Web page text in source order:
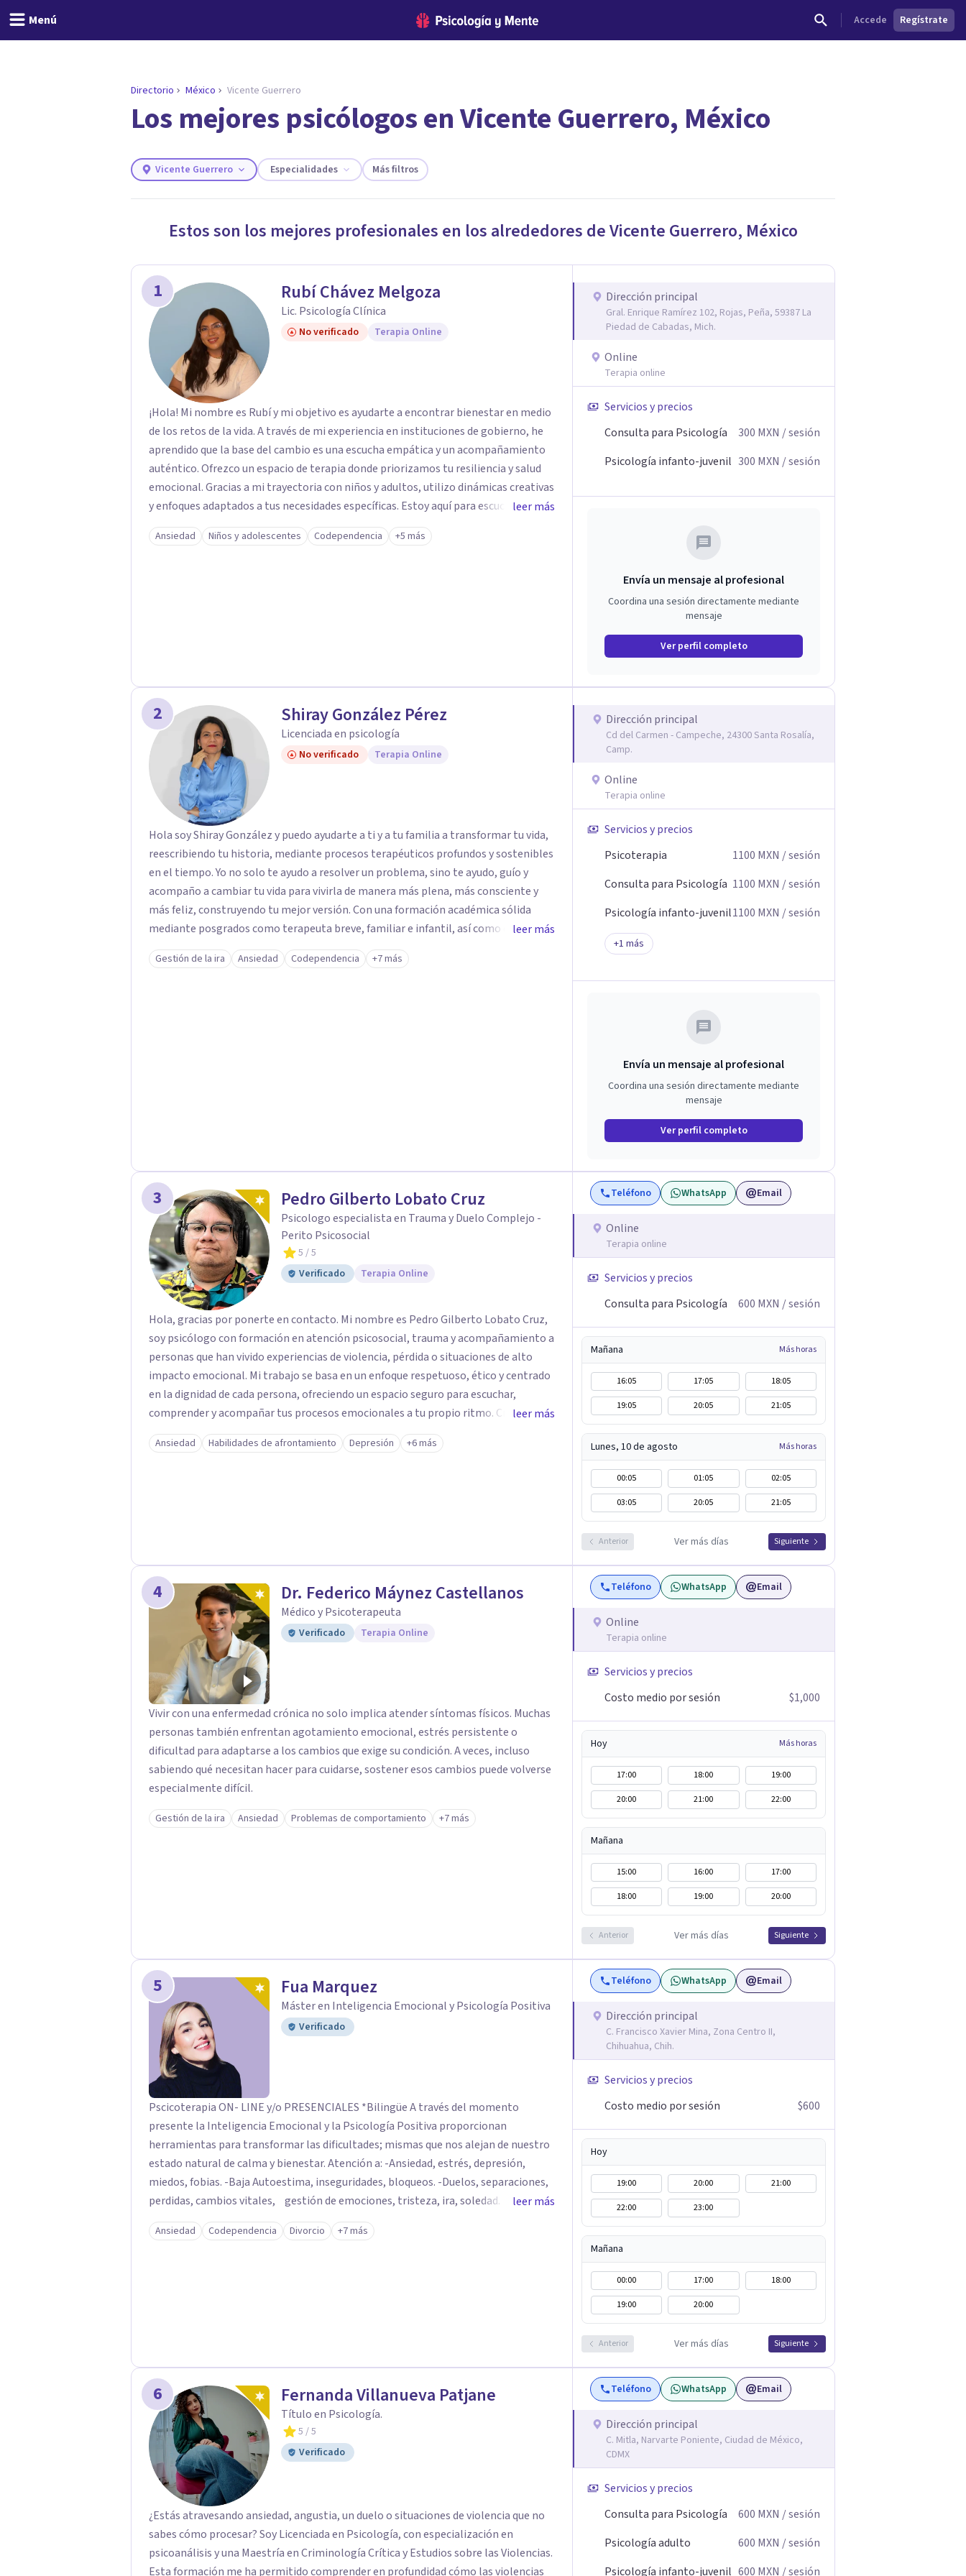
Menú Accede Regístrate
ENCONTRAR MI TERAPEUTA
¿Necesitas ayuda para encontrar el psicólogo adecuado?
Responder cuestionario
Directorio México Vicente Guerrero
Los mejores psicólogos en Vicente Guerrero, México
Vicente Guerrero Especialidades Más filtros
Estos son los mejores profesionales en los alrededores deVicente Guerrero, México
1 Rubí Chávez Melgoza
Lic. Psicología Clínica
No verificado Terapia Online
¡Hola! Mi nombre es Rubí y mi objetivo es ayudarte a encontrar bienestar en medio
de los retos de la vida. A través de mi experiencia en instituciones de gobierno, he
aprendido que la base del cambio es una escucha empática y un acompañamiento
auténtico. ​Ofrezco un espacio de terapia donde priorizamos tu resiliencia y salud
emocional. Gracias a mi trayectoria con niños y adultos, utilizo dinámicas creativas
y enfoques adaptados a tus necesidades específicas. Estoy aquí para escucharte y
brindarte las herramientas necesarias para fortalecer tu paz mental.
leer más
Ansiedad Niños y adolescentes Codependencia +5 más
Dirección principal
Gral. Enrique Ramírez 102, Rojas, Peña, 59387 La
Piedad de Cabadas, Mich.
Online
Terapia online
Servicios y precios
Consulta para Psicología
300 MXN / sesión
Psicología infanto-juvenil 300 MXN / sesión
Envía un mensaje al profesional
Coordina una sesión directamente mediante
mensaje
Ver perfil completo
2 Shiray González Pérez
Licenciada en psicología
No verificado Terapia Online
Hola soy Shiray González y puedo ayudarte a ti y a tu familia a transformar tu vida,
reescribiendo tu historia, mediante procesos terapéuticos profundos y sostenibles
en el tiempo. Yo no solo te ayudo a resolver un problema, sino te ayudo, guío y
acompaño a cambiar tu vida para vivirla de manera más plena, más consciente y
más feliz, construyendo tu mejor versión. Con una formación académica sólida
mediante posgrados como terapeuta breve, familiar e infantil, así como con
respaldo profesional y experiencia clínica de más de 26 años y personal te
acompaño en el proceso con empatía auténtica y comunicación clara y directa para
leer más
Gestión de la ira Ansiedad Codependencia +7 más
Dirección principal
Cd del Carmen - Campeche, 24300 Santa Rosalía,
Camp.
Online
Terapia online
Servicios y precios
Psicoterapia
1100 MXN / sesión
Consulta para Psicología 1100 MXN / sesión
Psicología infanto-juvenil1100 MXN / sesión
+1 más
Envía un mensaje al profesional
Coordina una sesión directamente mediante
mensaje
Ver perfil completo
3 Pedro Gilberto Lobato Cruz
Psicologo especialista en Trauma y Duelo Complejo -
Perito Psicosocial
5 / 5
Verificado
Terapia Online
Hola, gracias por ponerte en contacto. Mi nombre es Pedro Gilberto Lobato Cruz,
soy psicólogo con formación en atención psicosocial, trauma y acompañamiento a
personas que han vivido experiencias de violencia, pérdida o situaciones de alto
impacto emocional. Mi trabajo se basa en un enfoque respetuoso, ético y centrado
en la dignidad de cada persona, ofreciendo un espacio seguro para escuchar,
comprender y acompañar tus procesos emocionales a tu propio ritmo. Creo
firmemente en la importancia de construir juntos herramientas que fortalezcan el
bienestar, la autonomía y el sentido de vida. Será un gusto acompañarte en este
leer más
Ansiedad Habilidades de afrontamiento Depresión +6 más
Teléfono WhatsApp Email
Online
Terapia online
Servicios y precios
Consulta para Psicología
600 MXN / sesión
Mañana Más horas
16:05 17:05
18:05
19:05
20:05 21:05
Lunes, 10 de agosto Más horas
00:05 01:05
02:05
03:05
20:05 21:05
Anterior Ver más días Siguiente
4 Dr. Federico Máynez Castellanos
Médico y Psicoterapeuta
Verificado Terapia Online
Vivir con una enfermedad crónica no solo implica atender síntomas físicos. Muchas
personas también enfrentan agotamiento emocional, estrés persistente o
dificultad para adaptarse a los cambios que exige su condición. A veces, incluso
sabiendo qué necesitan hacer para cuidarse, sostener esos cambios puede volverse
especialmente difícil.
Gestión de la ira Ansiedad Problemas de comportamiento +7 más
Teléfono WhatsApp Email
Online
Terapia online
Servicios y precios
Costo medio por sesión
$1,000
Hoy Más horas
17:00 18:00
19:00
20:00
21:00 22:00
Mañana
15:00 16:00
17:00
18:00
19:00 20:00
Anterior Ver más días Siguiente
5 Fua Marquez
Máster en Inteligencia Emocional y Psicología Positiva
Verificado
Pscicoterapia ON- LINE y/o PRESENCIALES *Bilingüe A través del momento
presente la Inteligencia Emocional y la Psicología Positiva proporcionan
herramientas para transformar las dificultades; mismas que nos alejan de nuestro
estado natural de calma y bienestar. Atención a: -Ansiedad, estrés, depresión,
miedos, fobias. -Baja Autoestima, inseguridades, bloqueos. -Duelos, separaciones,
perdidas, cambios vitales, gestión de emociones, tristeza, ira, soledad. Si deseas
resolver una situación determinada o realizar cambios en tu vida, el asesoramiento
profesional será la clave para encontrar las herramientas adecuadas para superar
leer más
Ansiedad Codependencia Divorcio +7 más
Teléfono WhatsApp Email
Dirección principal
C. Francisco Xavier Mina, Zona Centro II,
Chihuahua, Chih.
Servicios y precios
Costo medio por sesión
$600
Hoy
19:00 20:00
21:00
22:00
23:00
Mañana
00:00 17:00
18:00
19:00
20:00
Anterior Ver más días Siguiente
6 Fernanda Villanueva Patjane
Título en Psicología.
5 / 5
Verificado
¿Estás atravesando ansiedad, angustia, un duelo o situaciones de violencia que no
sabes cómo procesar? Soy Licenciada en Psicología, con especialización en
psicoanálisis y una Maestría en Criminología Crítica y Estudios sobre las Violencias.
Esta formación me ha permitido comprender en profundidad cómo las violencias
Teléfono WhatsApp Email
Dirección principal
C. Mitla, Narvarte Poniente, Ciudad de México,
CDMX
Servicios y precios
Consulta para Psicología
600 MXN / sesión
Psicología adulto
600 MXN / sesión
Psicología infanto-juvenil 600 MXN / sesión